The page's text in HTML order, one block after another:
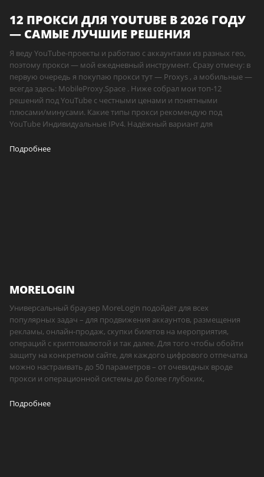
12 ПРОКСИ ДЛЯ YOUTUBE В 2026 ГОДУ
— САМЫЕ ЛУЧШИЕ РЕШЕНИЯ
Я веду YouTube-проекты и работаю с аккаунтами из разных гео,
поэтому прокси — мой ежедневный инструмент. Сразу отмечу: в
первую очередь я покупаю прокси тут — Proxys , а мобильные —
всегда здесь: MobileProxy.Space . Ниже собрал мои топ-12
решений под YouTube с честными ценами и понятными
плюсами/минусами. Какие типы прокси рекомендую под
YouTube Индивидуальные IPv4. Надёжный вариант для
Подробнее
MORELOGIN
Универсальный браузер MoreLogin подойдёт для всех
популярных задач – для продвижения аккаунтов, размещения
рекламы, онлайн-продаж, скупки билетов на мероприятия,
операций с криптовалютой и так далее. Для того чтобы обойти
защиту на конкретном сайте, для каждого цифрового отпечатка
можно настраивать до 50 параметров – от очевидных вроде
прокси и операционной системы до более глубоких,
Подробнее